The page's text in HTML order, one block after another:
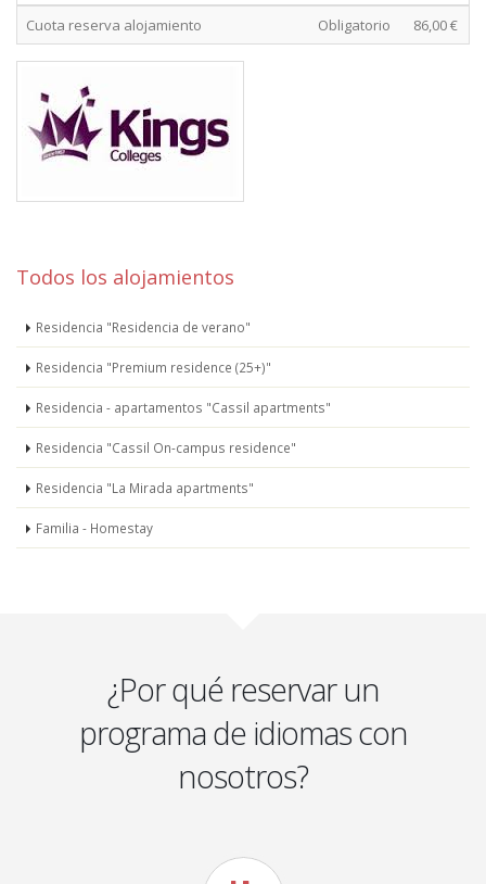
Cuota reserva alojamiento
Obligatorio 86,00 €
Todos los alojamientos
Residencia "Residencia de verano"
Residencia "Premium residence (25+)"
Residencia - apartamentos "Cassil apartments"
Residencia "Cassil On-campus residence"
Residencia "La Mirada apartments"
Familia - Homestay
¿Por qué reservar un
programa de idiomas con
nosotros?